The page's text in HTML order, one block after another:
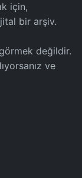
için,
bir arşiv.
değildir.
ve